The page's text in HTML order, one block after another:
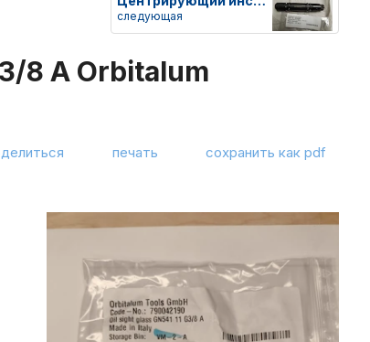
следующая
8 A Orbitalum
печать сохранить как pdf